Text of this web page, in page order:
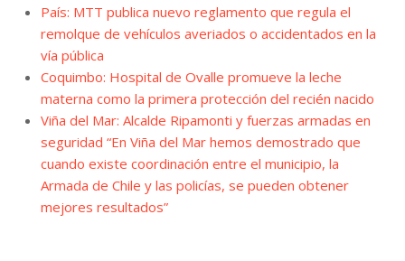
País: MTT publica nuevo reglamento que regula el
remolque de vehículos averiados o accidentados en la
vía pública
Coquimbo: Hospital de Ovalle promueve la leche
materna como la primera protección del recién nacido
Viña del Mar: Alcalde Ripamonti y fuerzas armadas en
seguridad “En Viña del Mar hemos demostrado que
cuando existe coordinación entre el municipio, la
Armada de Chile y las policías, se pueden obtener
mejores resultados”